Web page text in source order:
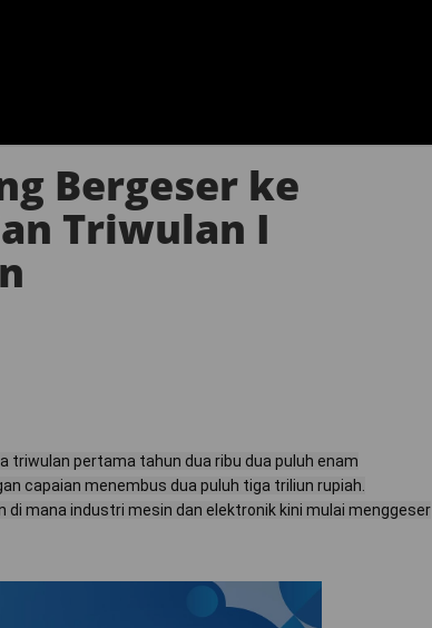
Bergeser ke
Triwulan I
triwulan pertama tahun dua ribu dua puluh enam
capaian menembus dua puluh tiga triliun rupiah.
di mana industri mesin dan elektronik kini mulai menggeser